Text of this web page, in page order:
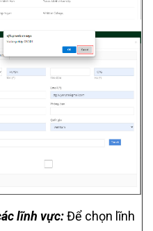
lĩnh vực:Để chọn lĩnh